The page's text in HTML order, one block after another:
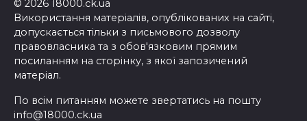
© 2026 18000.ck.ua
Використання матеріалів, опублікованих на сайті,
допускається тільки з письмового дозволу
правовласника та з обов'язковим прямим
посиланням на сторінку, з якої запозичений
матеріал.
По всім питанням можете звертатись на пошту
info@18000.ck.ua